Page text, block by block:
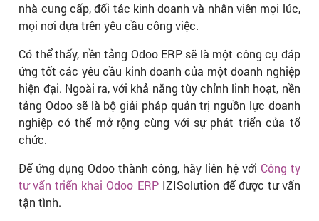
nhà cung cấp, đối tác kinh doanh và nhân viên mọi lúc,
mọi nơi dựa trên yêu cầu công việc.
Có thể thấy, nền tảng Odoo ERP sẽ là một công cụ đáp
ứng tốt các yêu cầu kinh doanh của một doanh nghiệp
hiện đại. Ngoài ra, với khả năng tùy chỉnh linh hoạt, nền
tảng Odoo sẽ là bộ giải pháp quản trị nguồn lực doanh
nghiệp có thể mở rộng cùng với sự phát triển của tổ
chức.
Để ứng dụng Odoo thành công, hãy liên hệ với Công ty
tư vấn triển khai Odoo ERPIZISolution để được tư vấn
tận tình.